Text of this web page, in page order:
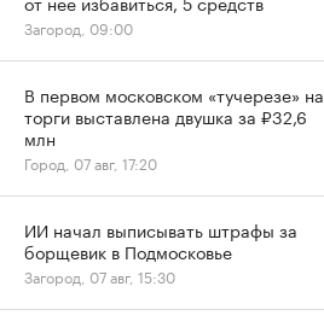
Загород, 09:00
В первом московском «тучерезе» на
торги выставлена двушка за ₽32,6
млн
Город, 07 авг, 17:20
ИИ начал выписывать штрафы за
борщевик в Подмосковье
Загород, 07 авг, 15:30